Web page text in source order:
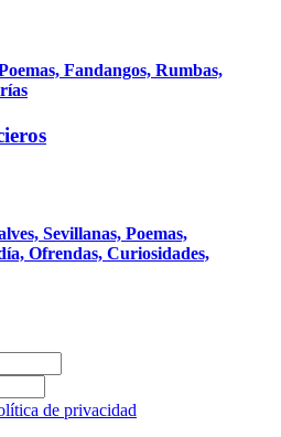
Fandangos, Rumbas,
Sevillanas, Poemas,
Ofrendas, Curiosidades,
de privacidad